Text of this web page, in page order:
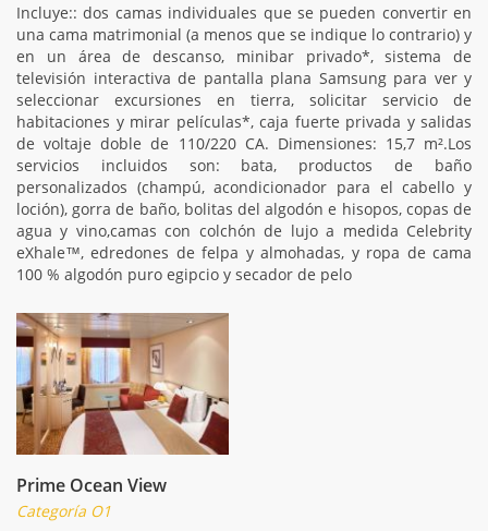
Incluye:: dos camas individuales que se pueden convertir en
una cama matrimonial (a menos que se indique lo contrario) y
en un área de descanso, minibar privado*, sistema de
televisión interactiva de pantalla plana Samsung para ver y
seleccionar excursiones en tierra, solicitar servicio de
habitaciones y mirar películas*, caja fuerte privada y salidas
de voltaje doble de 110/220 CA. Dimensiones: 15,7 m².Los
servicios incluidos son: bata, productos de baño
personalizados (champú, acondicionador para el cabello y
loción), gorra de baño, bolitas del algodón e hisopos, copas de
agua y vino,camas con colchón de lujo a medida Celebrity
eXhale™, edredones de felpa y almohadas, y ropa de cama
100 % algodón puro egipcio y secador de pelo
Prime Ocean View
Categoría O1